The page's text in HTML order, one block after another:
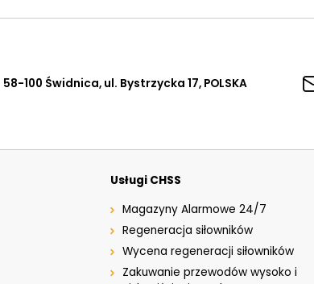
58-100 Świdnica, ul. Bystrzycka 17, POLSKA
Usługi CHSS
Magazyny Alarmowe 24/7
Regeneracja siłowników
Wycena regeneracji siłowników
Zakuwanie przewodów wysoko i